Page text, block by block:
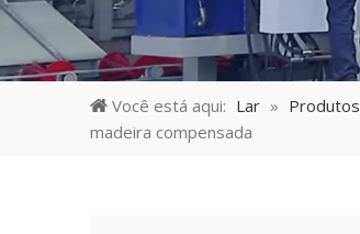
Você está aqui: Lar » Produtos
madeira compensada